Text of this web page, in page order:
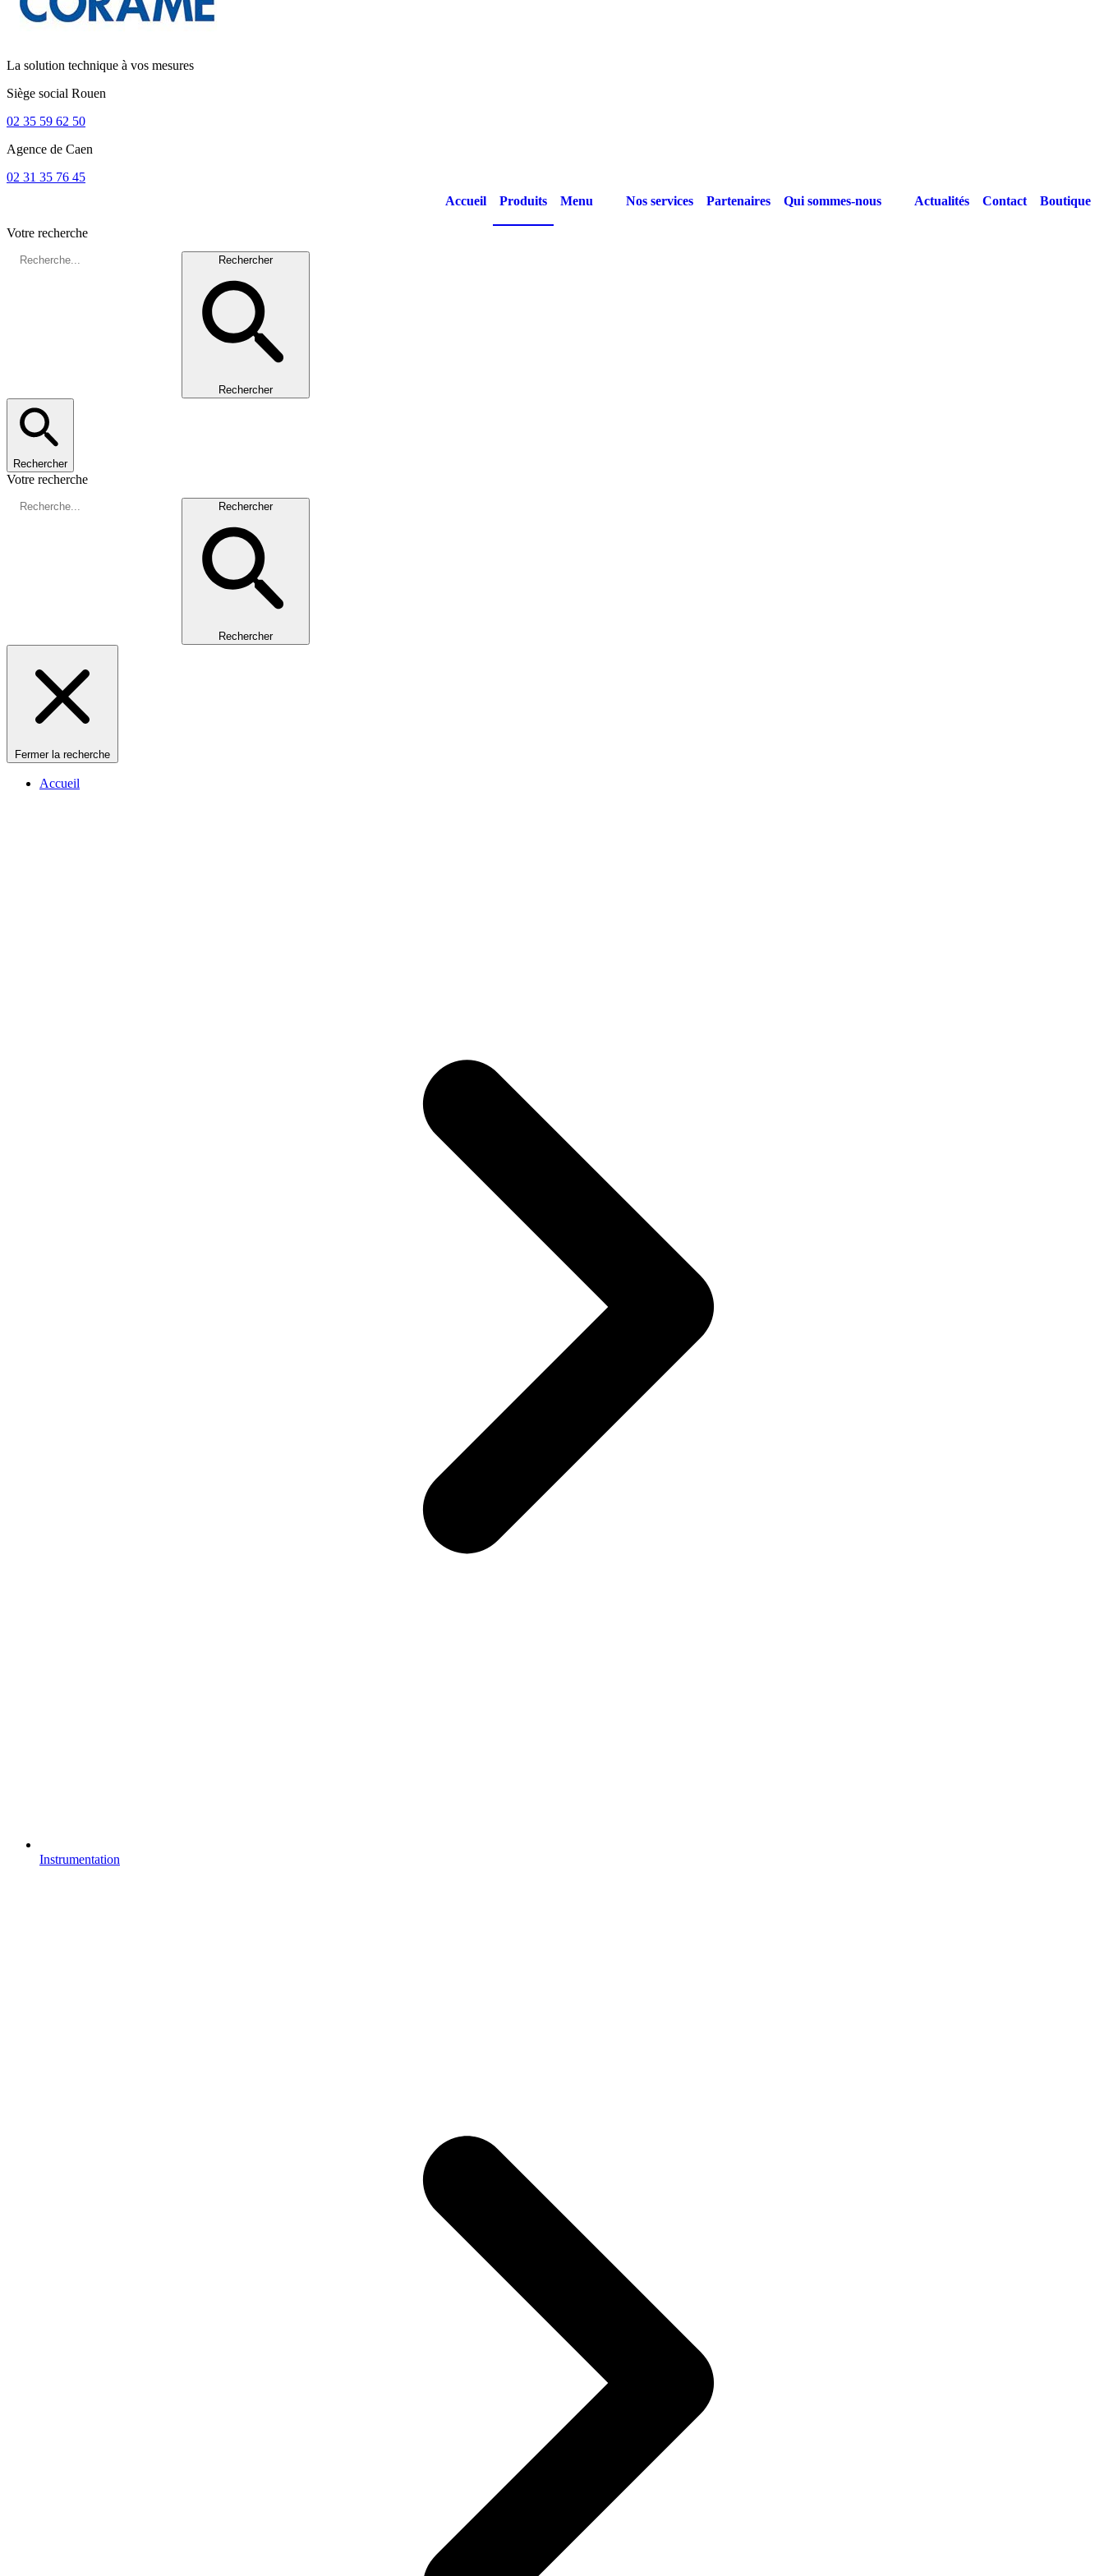
La solution technique à vos mesures
Siège social Rouen
02 35 59 62 50
Agence de Caen
02 31 35 76 45
Accueil
Produits Menu Nos services Partenaires Qui sommes-nous Actualités Contact Boutique
Votre recherche
Rechercher
Rechercher
Rechercher
Votre recherche
Rechercher
Rechercher
Fermer la recherche
Accueil
Instrumentation